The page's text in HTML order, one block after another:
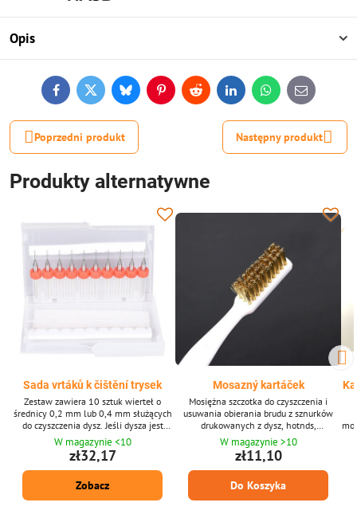
Opis
FacebookTwitterBlueskyPinterestReddit LinkedInWhatsApp
E-
mail
Poprzedni produkt Następny produkt
Produkty alternatywne
Sada vrtáků k čištění trysek
Zestaw zawiera 10 sztuk wierteł o
średnicy 0,2 mm lub 0,4 mm służących
do czyszczenia dysz. Jeśli dysza jest
zatkana, podgrzej ją do ok. 200 °C, a
następnie wyczyść ją wiertarką
delikatnymi ruchami okrężnymi w
kierunku zgodnym z ruchem wskazówek
zegara.
W magazynie <10
zł32,17
Zobacz
Mosazný kartáček
Mosiężna szczotka do czyszczenia i
usuwania obierania brudu z sznurków
drukowanych z dysz, hotnds,
podgrzewanych kostek, podkładek itp.
W magazynie >10
zł11,10
Do Koszyka